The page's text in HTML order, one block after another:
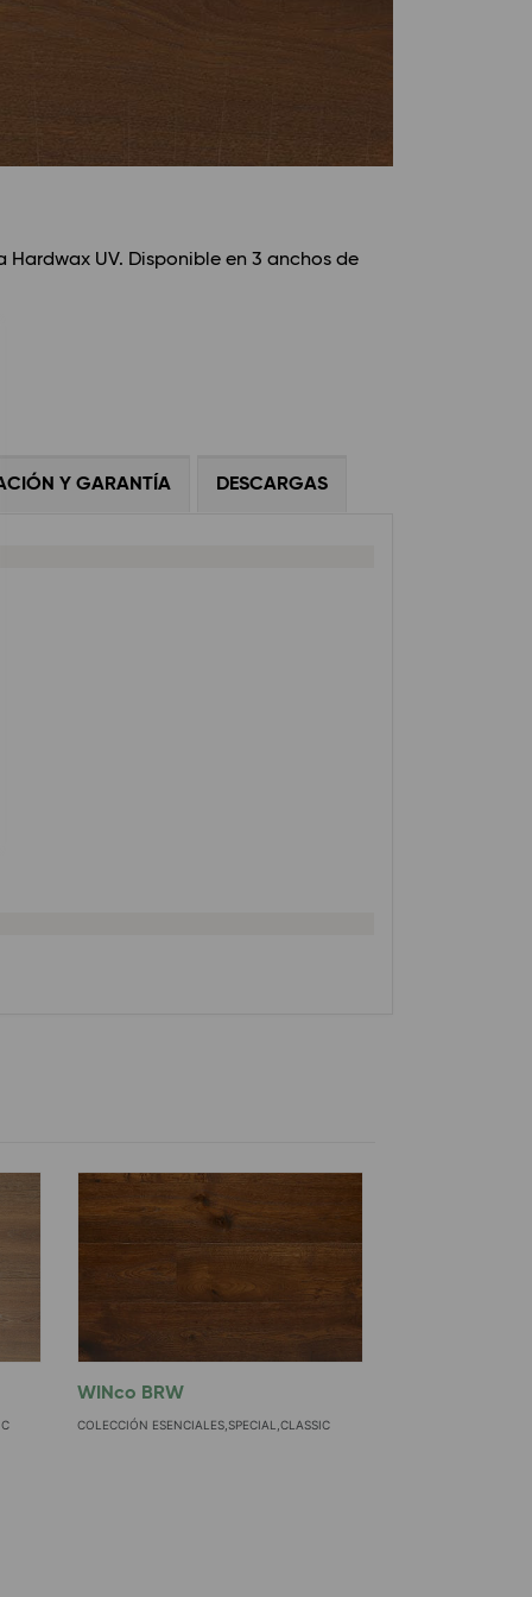
Hardwax UV. Disponible en 3 anchos de
Y GARANTÍA DESCARGAS
WINco BRW
COLECCIÓN ESENCIALES,SPECIAL,CLASSIC